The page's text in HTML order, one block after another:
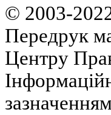
© 2003-
Передрук
Центру